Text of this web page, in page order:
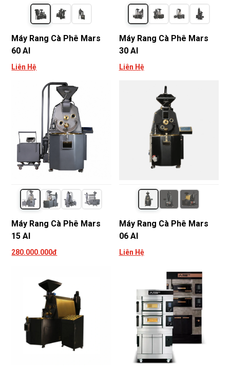
Máy Rang Cà Phê Mars
60 AI
Liên Hệ
Máy Rang Cà Phê Mars
30 AI
Liên Hệ
Máy Rang Cà Phê Mars
15 AI
280.000.000đ
Máy Rang Cà Phê Mars
06 AI
Liên Hệ